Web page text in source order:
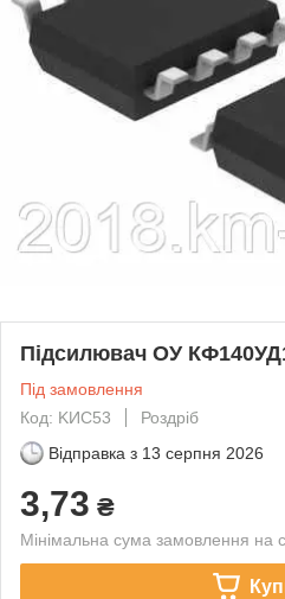
Підсилювач ОУ
Під замовлення
Код: KИС53
Роздріб
Відправка з 13 серпня 2026
3,73 ₴
Мінімальна сума замовлення на